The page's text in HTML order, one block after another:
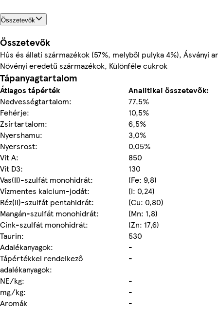
Összetevők
Összetevők
Hús és állati származékok (57%, melyből pulyka 4%), Ásványi
Növényi eredetű származékok, Különféle cukrok
Tápanyagtartalom
Átlagos tápérték
Analitikai összetevők:
Nedvességtartalom:
77,5%
Fehérje:
10,5%
Zsírtartalom:
6,5%
Nyershamu:
3,0%
Nyersrost:
0,05%
Vit A:
850
Vit D3:
130
Vas(II)-szulfát monohidrát:
(Fe: 9,8)
Vízmentes kalcium-jodát:
(I: 0,24)
Réz(II)-szulfát pentahidrát:
(Cu: 0,80)
Mangán-szulfát monohidrát:
(Mn: 1,8)
Cink-szulfát monohidrát:
(Zn: 17,6)
Taurin:
530
Adalékanyagok:
-
Tápértékkel rendelkező
adalékanyagok:
-
NE/kg:
-
mg/kg:
-
Aromák
-